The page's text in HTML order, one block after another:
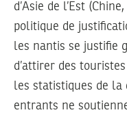
d’Asie de l’Est
politique de
les nantis se justifie
d’attirer des
les statistiques de la
entrants ne